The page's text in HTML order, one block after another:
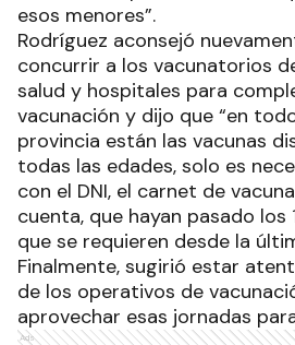
esos menores”.
Rodríguez aconsejó
concurrir a los vacunatorios
salud y hospitales para
vacunación y dijo que “en
provincia están las vacunas
todas las edades, solo es
con el DNI, el carnet de
cuenta, que hayan pasado los
que se requieren desde la
Finalmente, sugirió estar
de los operativos de
aprovechar esas jornadas
Ads